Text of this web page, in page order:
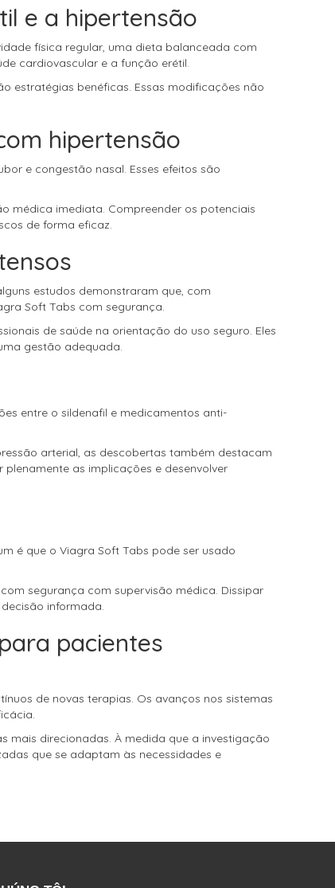
e a hipertensão
física regular, uma dieta balanceada com
cardiovascular e a função erétil.
estratégias benéficas. Essas modificações não
hipertensão
e congestão nasal. Esses efeitos são
médica imediata. Compreender os potenciais
de forma eficaz.
estudos demonstraram que, com
Soft Tabs com segurança.
de saúde na orientação do uso seguro. Eles
gestão adequada.
entre o sildenafil e medicamentos anti-
arterial, as descobertas também destacam
as implicações e desenvolver
é que o Viagra Soft Tabs pode ser usado
segurança com supervisão médica. Dissipar
informada.
pacientes
de novas terapias. Os avanços nos sistemas
mais direcionadas. À medida que a investigação
que se adaptam às necessidades e